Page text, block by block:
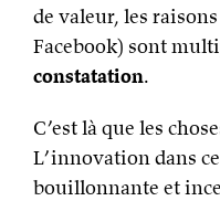
de valeur, les
Facebook) sont
constatation.
C’est là que les
L’innovation dans
bouillonnante et